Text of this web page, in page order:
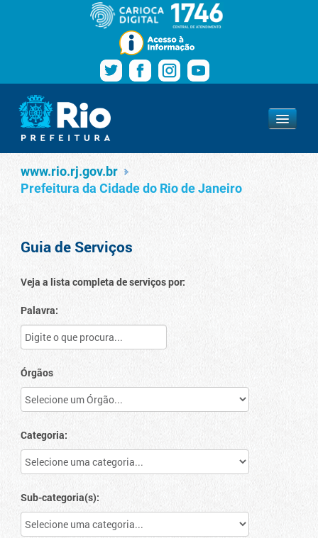
Pular para o conteúdo
Navegação
www.rio.rj.gov.br
Serviços
www.rio.rj.gov.br
Prefeitura da Cidade do Rio de Janeiro
Guia de Serviços
Veja a lista completa de serviços por:
Palavra:
Órgãos
Categoria:
Sub-categoria(s):